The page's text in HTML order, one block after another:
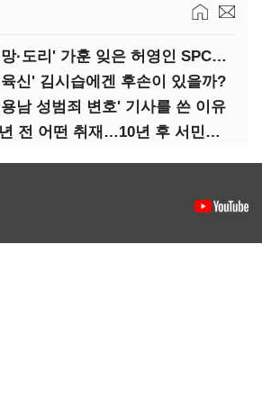
(토마토칼럼)'덕망·도리' 가훈 잊은 허영인 SPC그룹 회장
신' 김시습에겐 후손이 있을까?
남 성범죄 변호' 기사를 쓴 이유
(토마토칼럼)10년 전 어떤 취재…10년 후 서민석·박상용